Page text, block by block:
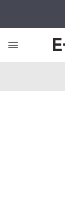
περιεχόμενο